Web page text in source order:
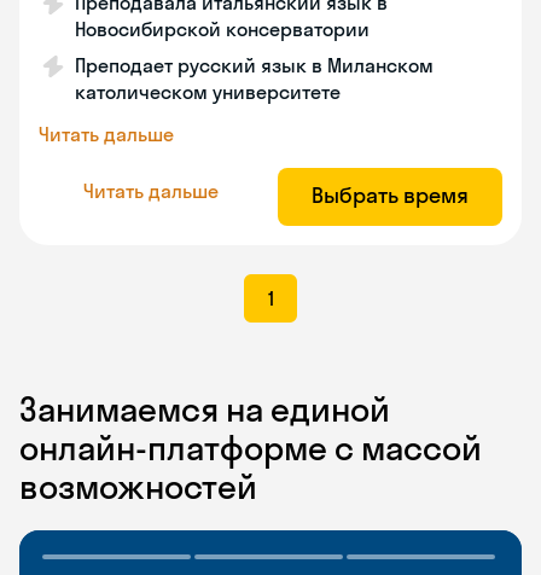
Новосибирской консерватории
Преподает русский язык в Миланском
католическом университете
Читать дальше
Читать дальше Выбрать время
1
Занимаемся на единой
онлайн-платформе с массой
возможностей